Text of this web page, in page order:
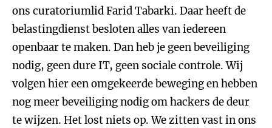
ons curatoriumlid Farid Tabarki. Daar heeft de
belastingdienst besloten alles van iedereen
openbaar te maken. Dan heb je geen beveiliging
nodig, geen dure IT, geen sociale controle. Wij
volgen hier een omgekeerde beweging en hebben
nog meer beveiliging nodig om hackers de deur
te wijzen. Het lost niets op. We zitten vast in ons